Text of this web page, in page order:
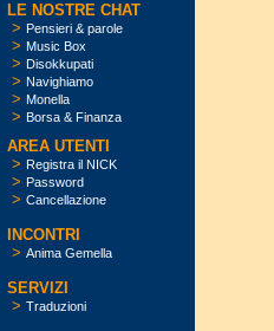
LE NOSTRE CHAT
> Pensieri & parole
> Music Box
> Disokkupati
> Navighiamo
> Monella
> Borsa & Finanza
AREA UTENTI
> Registra il NICK
> Password
> Cancellazione
INCONTRI
> Anima Gemella
SERVIZI
> Traduzioni